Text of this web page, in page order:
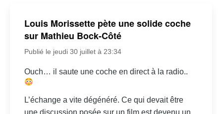
Louis Morissette pète une solide coche
sur Mathieu Bock-Côté
Publié le jeudi 30 juillet à 23:34
Ouch… il saute une coche en direct à la radio..
L’échange a vite dégénéré. Ce qui devait être
une discussion posée sur un film est devenu un